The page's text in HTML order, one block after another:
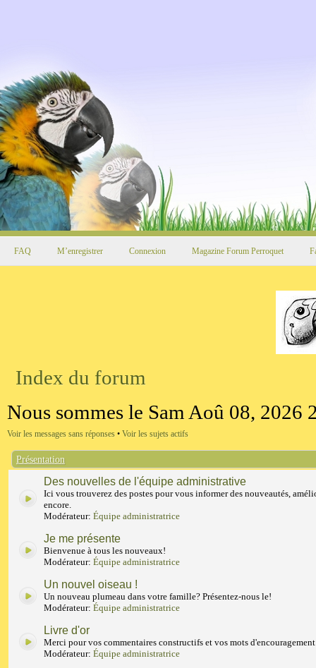
FAQ M’enregistrer Connexion Magazine Forum Perroquet
Index du forum
Nous sommes le Sam Aoû 08, 2026
Voir les messages sans réponses • Voir les sujets actifs
Présentation
Des nouvelles de l'équipe administrative
Ici vous trouverez des postes pour vous informer des nouveautés,
encore.
Modérateur: Équipe administratrice
Je me présente
Bienvenue à tous les nouveaux!
Modérateur: Équipe administratrice
Un nouvel oiseau !
Un nouveau plumeau dans votre famille? Présentez-nous le!
Modérateur: Équipe administratrice
Livre d'or
Merci pour vos commentaires constructifs et vos mots
Modérateur: Équipe administratrice